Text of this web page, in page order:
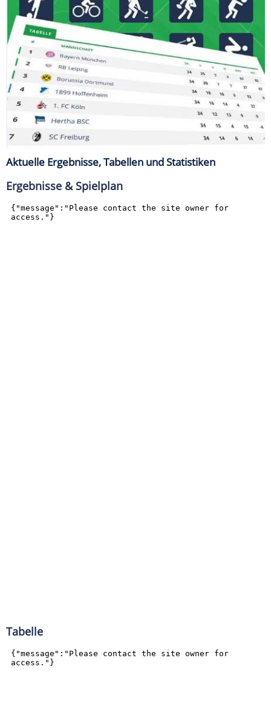
Aktuelle Ergebnisse, Tabellen und Statistiken
Ergebnisse & Spielplan
Tabelle